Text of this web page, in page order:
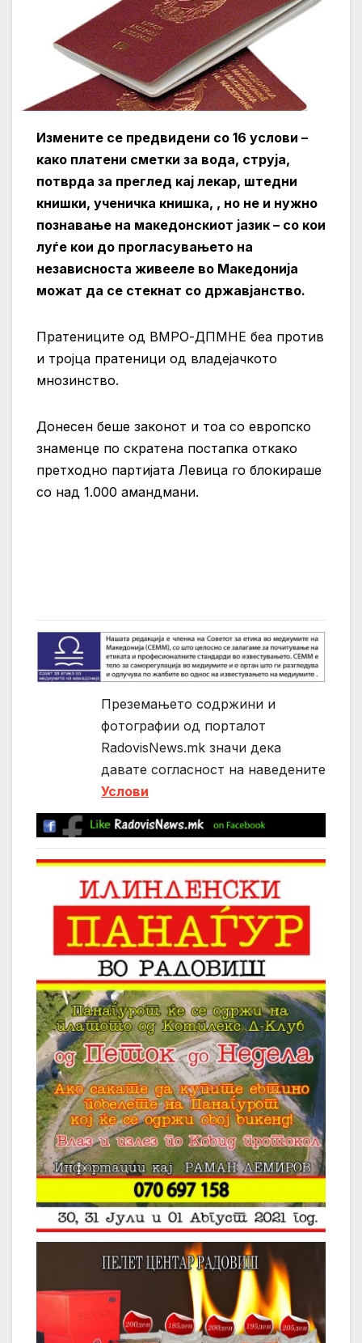
Измените се предвидени со 16 услови –
како платени сметки за вода, струја,
потврда за преглед кај лекар, штедни
книшки, ученичка книшка, , но не и нужно
познавање на македонскиот јазик – со кои
луѓе кои до прогласувањето на
независноста живееле во Македонија
можат да се стекнат со државјанство.
Пратениците од ВМРО-ДПМНЕ беа против
и тројца пратеници од владејачкото
мнозинство.
Донесен беше законот и тоа со европско
знаменце по скратена постапка откако
претходно партијата Левица го блокираше
со над 1.000 амандмани.
Преземањето содржини и
фотографии од порталот
RadovisNews.mk значи дека
давате согласност на нaведените
Услови